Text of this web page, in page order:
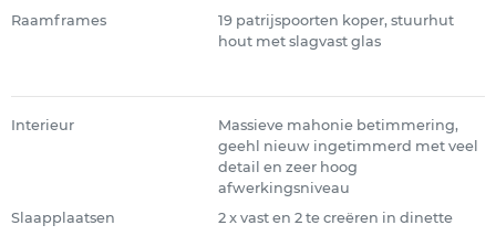
Raamframes
19 patrijspoorten koper, stuurhut
hout met slagvast glas
Interieur
Massieve mahonie betimmering,
geehl nieuw ingetimmerd met veel
detail en zeer hoog
afwerkingsniveau
Slaapplaatsen
2 x vast en 2 te creëren in dinette